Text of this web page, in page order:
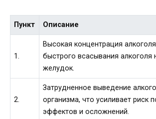
Пункт Описание
1.
Высокая концентрация
быстрого всасывания алкоголя
желудок.
2.
Затрудненное выведение
организма, что усиливает риск
эффектов и осложнений.